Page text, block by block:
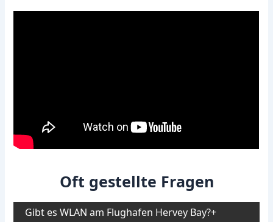
Oft gestellte Fragen
Gibt es WLAN am Flughafen Hervey Bay?